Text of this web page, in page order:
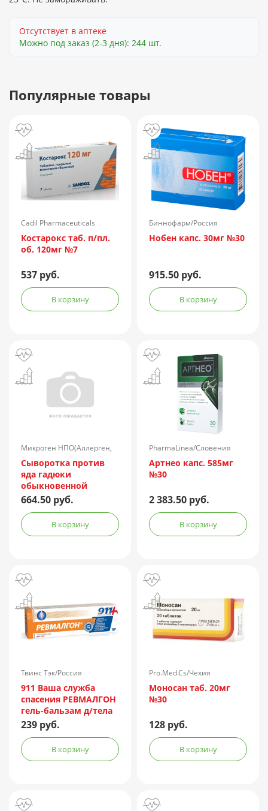
Отсутствует в аптеке
Можно под заказ (2-3 дня): 244 шт.
Популярные товары
Cadil Pharmaceuticals
Limited/Индия
Костарокс таб. п/пл.
об. 120мг №7
537 руб.
В корзину
Биннофарм/Россия
Нобен капс. 30мг №30
915.50 руб.
В корзину
Микроген НПО(Аллерген,
г.Ставрополь)/Россия
Сыворотка против
яда гадюки
обыкновенной
лошадиная
очищенная
концентрированная
жидкая амп.(р-р д/
664.50 руб.
В корзину
PharmaLinea/Словения
Артнео капс. 585мг
№30
2 383.50 руб.
В корзину
Твинс Тэк/Россия
911 Ваша служба
спасения РЕВМАЛГОН
гель-бальзам д/тела
100мл
239 руб.
В корзину
Pro.Med.Cs/Чехия
Моносан таб. 20мг
№30
128 руб.
В корзину